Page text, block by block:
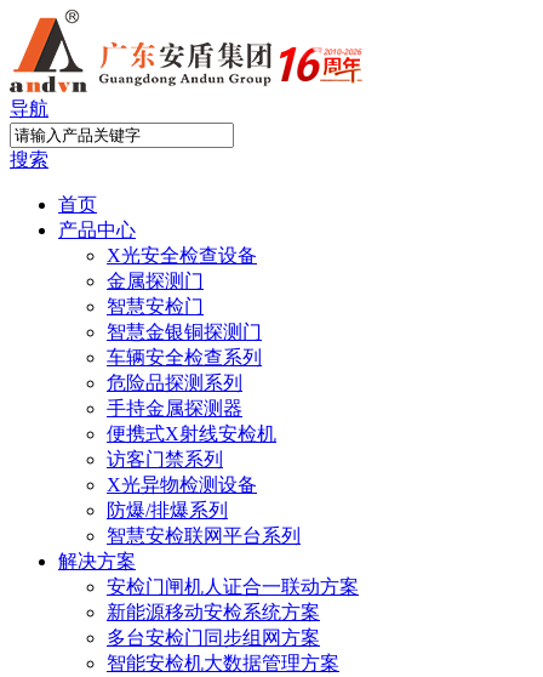
导航
搜索
首页
产品中心
X光安全检查设备
金属探测门
智慧安检门
智慧金银铜探测门
车辆安全检查系列
危险品探测系列
手持金属探测器
便携式X射线安检机
访客门禁系列
X光异物检测设备
防爆/排爆系列
智慧安检联网平台系列
解决方案
安检门闸机人证合一联动方案
新能源移动安检系统方案
多台安检门同步组网方案
智能安检机大数据管理方案